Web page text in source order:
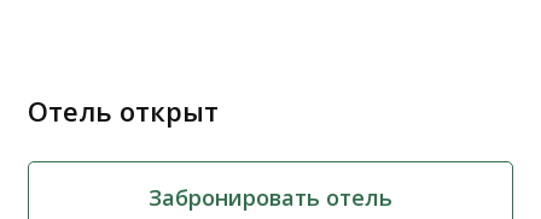
Отель открыт
Забронировать отель